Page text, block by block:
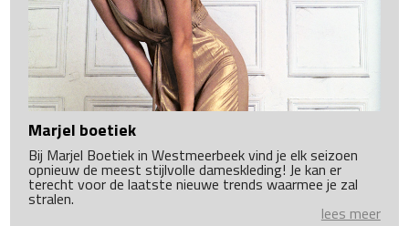
Marjel boetiek
Bij Marjel Boetiek in Westmeerbeek vind je elk seizoen
opnieuw de meest stijlvolle dameskleding! Je kan er
terecht voor de laatste nieuwe trends waarmee je zal
stralen.
lees meer